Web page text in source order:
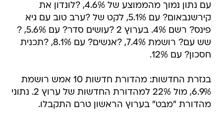
עם נתון נמוך מהממוצע של 4.6%, ?לונדון את
קירשנבאום? עם 5.1%, לקט של ?ערב טוב עם גיא
פינס? רשם 4%. בערוץ 2 ?עושים סדר? עם 5.6%, ?
שש עם? רושמת 7.4%, ?אנשים? עם 8.1%, ?תכנית
חסכון? עם 12%.
בגזרת החדשות: מהדורת חדשות 10 אמש רושמת
6.9%, מול 22% למהדורת החדשות של ערוץ 2. נתוני
מהדורת "מבט" בערוץ הראשון טרם התקבלו.